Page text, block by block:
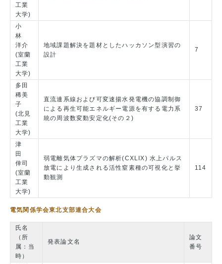
工業
大学)
小
林
洋介
(室蘭
工業
大学)
地域課題解決を題材としたハッカソン型演習の
設計
7
多田
稀美
子
(北見
工業
大学)
直流連系線および可変速揚水発電機の協調制御
による再生可能エネルギー電源を有する電力系
統の周波数変動安定化(その２)
37
津
田
倖司
(室蘭
工業
大学)
弱電離気体プラズマの解析(CXLIX) 水上パルス
放電により生成される活性窒素種の可視化と挙
動観測
114
電気関係学会東北支部連合大会
氏名
（所
属：当
時）
発表論文名
論文
番号